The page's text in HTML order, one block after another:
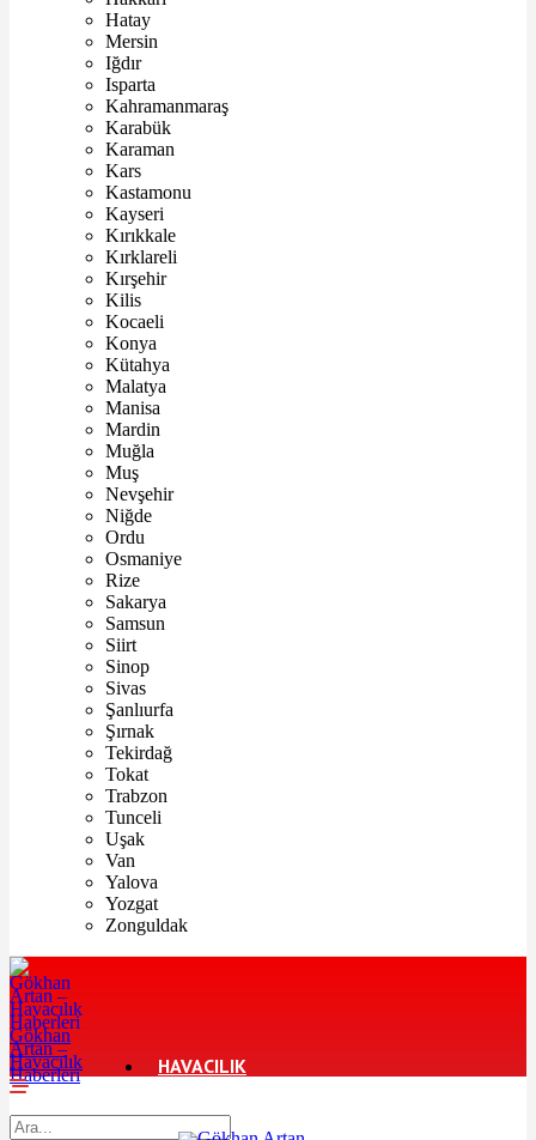
Hatay
Mersin
Iğdır
Isparta
Kahramanmaraş
Karabük
Karaman
Kars
Kastamonu
Kayseri
Kırıkkale
Kırklareli
Kırşehir
Kilis
Kocaeli
Konya
Kütahya
Malatya
Manisa
Mardin
Muğla
Muş
Nevşehir
Niğde
Ordu
Osmaniye
Rize
Sakarya
Samsun
Siirt
Sinop
Sivas
Şanlıurfa
Şırnak
Tekirdağ
Tokat
Trabzon
Tunceli
Uşak
Van
Yalova
Yozgat
Zonguldak
Gökhan
Artan –
Havacılık
Haberleri HAVACILIK
TURIZM